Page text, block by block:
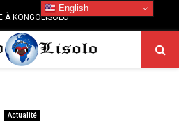
À KONGOLISOLO
Actualité
English